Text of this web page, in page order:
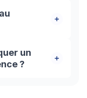
de ses rails,
même, car vous
un
?